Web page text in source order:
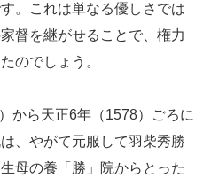
。これは単なる優しさでは
督を継がせることで、権力
のでしょう。
から天正6年（1578）ごろに
、やがて元服して羽柴秀勝
母の養「勝」院からとった